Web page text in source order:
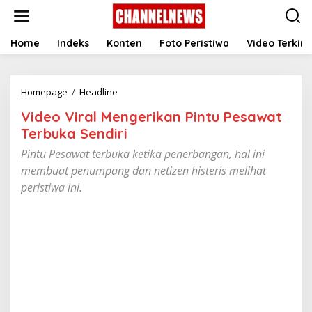
t
Home Indeks Konten Foto Peristiwa Video Terkini
Homepage / Headline
d
e
o
V
i
Video Viral Mengerikan Pintu Pesawat
Terbuka Sendiri
Pintu Pesawat terbuka ketika penerbangan, hal ini
membuat penumpang dan netizen histeris melihat
peristiwa ini.